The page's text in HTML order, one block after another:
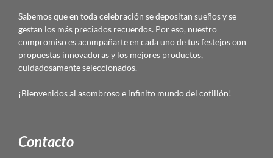
Sabemos que en toda celebración se depositan sueños y se
gestan los más preciados recuerdos. Por eso, nuestro
compromiso es acompañarte en cada uno de tus festejos con
propuestas innovadoras y los mejores productos,
cuidadosamente seleccionados.
¡Bienvenidos al asombroso e infinito mundo del cotillón!
Contacto